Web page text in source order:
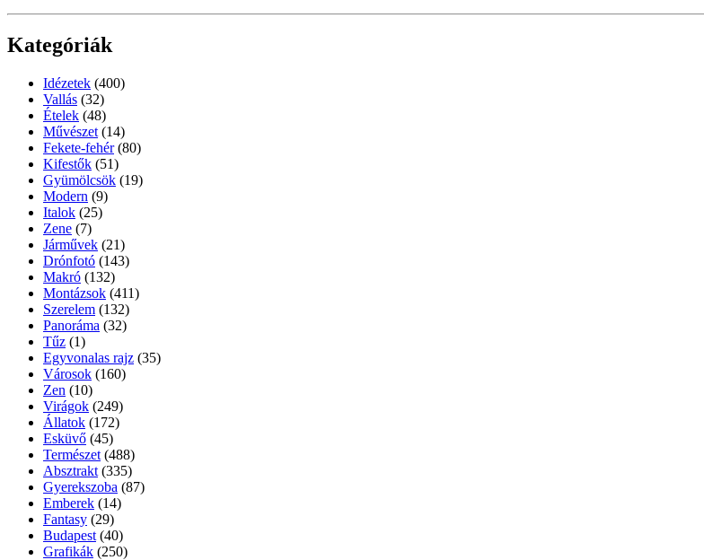
Kategóriák
Idézetek (400)
Vallás (32)
Ételek (48)
Művészet (14)
Fekete-fehér (80)
Kifestők (51)
Gyümölcsök (19)
Modern (9)
Italok (25)
Zene (7)
Járművek (21)
Drónfotó (143)
Makró (132)
Montázsok (411)
Szerelem (132)
Panoráma (32)
Tűz (1)
Egyvonalas rajz (35)
Városok (160)
Zen (10)
Virágok (249)
Állatok (172)
Esküvő (45)
Természet (488)
Absztrakt (335)
Gyerekszoba (87)
Emberek (14)
Fantasy (29)
Budapest (40)
Grafikák (250)